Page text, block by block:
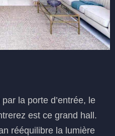
la porte d’entrée, le
est ce grand hall.
rééquilibre la lumière